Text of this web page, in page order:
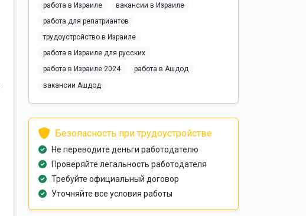
работа в Израиле
вакансии в Израиле
работа для репатриантов
трудоустройство в Израиле
работа в Израиле для русских
работа в Израиле 2024
работа в Ашдод
вакансии Ашдод
Безопасность при трудоустройстве
Не переводите деньги работодателю
Проверяйте легальность работодателя
Требуйте официальный договор
Уточняйте все условия работы